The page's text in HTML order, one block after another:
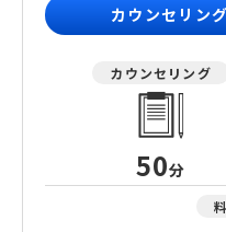
カウンセリン
カウンセリング
50分